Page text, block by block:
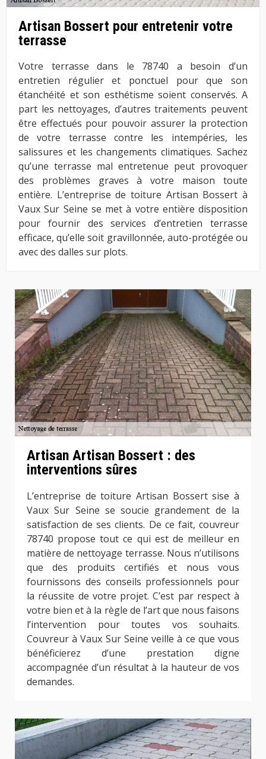
Artisan Bossert pour entretenir votre
terrasse
Votre terrasse dans le 78740 a besoin d’un
entretien régulier et ponctuel pour que son
étanchéité et son esthétisme soient conservés. A
part les nettoyages, d’autres traitements peuvent
être effectués pour pouvoir assurer la protection
de votre terrasse contre les intempéries, les
salissures et les changements climatiques. Sachez
qu’une terrasse mal entretenue peut provoquer
des problèmes graves à votre maison toute
entière. L’entreprise de toiture Artisan Bossert à
Vaux Sur Seine se met à votre entière disposition
pour fournir des services d’entretien terrasse
efficace, qu’elle soit gravillonnée, auto-protégée ou
avec des dalles sur plots.
Artisan Artisan Bossert : des
interventions sûres
L’entreprise de toiture Artisan Bossert sise à
Vaux Sur Seine se soucie grandement de la
satisfaction de ses clients. De ce fait, couvreur
78740 propose tout ce qui est de meilleur en
matière de nettoyage terrasse. Nous n’utilisons
que des produits certifiés et nous vous
fournissons des conseils professionnels pour
la réussite de votre projet. C’est par respect à
votre bien et à la règle de l’art que nous faisons
l’intervention pour toutes vos souhaits.
Couvreur à Vaux Sur Seine veille à ce que vous
bénéficierez d’une prestation digne
accompagnée d’un résultat à la hauteur de vos
demandes.